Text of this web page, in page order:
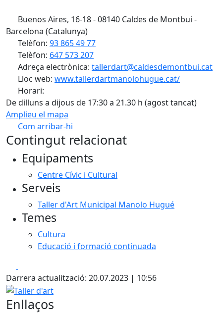
Buenos Aires, 16-18 - 08140 Caldes de Montbui -
Barcelona (Catalunya)
Telèfon: 93 865 49 77
Telèfon: 647 573 207
Adreça electrònica: tallerdart@caldesdemontbui.cat
Lloc web: www.tallerdartmanolohugue.cat/
Horari:
De dilluns a dijous de 17:30 a 21.30 h (agost tancat)
Amplieu el mapa
Com arribar-hi
+
Contingut relacionat
Equipaments
Centre Cívic i Cultural
Serveis
Taller d'Art Municipal Manolo Hugué
Temes
Cultura
Educació i formació continuada
Darrera actualització: 20.07.2023 | 10:56
Taller d'art
Enllaços